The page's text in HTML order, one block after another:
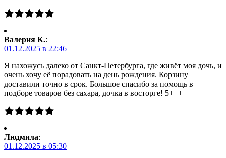
Валерия К.:
01.12.2025 в 22:46
Я нахожусь далеко от Санкт-Петербурга, где живёт моя дочь, и
очень хочу её порадовать на день рождения. Корзину
доставили точно в срок. Большое спасибо за помощь в
подборе товаров без сахара, дочка в восторге! 5+++
Людмила:
01.12.2025 в 05:30